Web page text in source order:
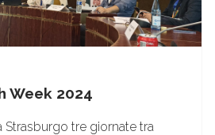
Week 2024
Strasburgo tre giornate tra